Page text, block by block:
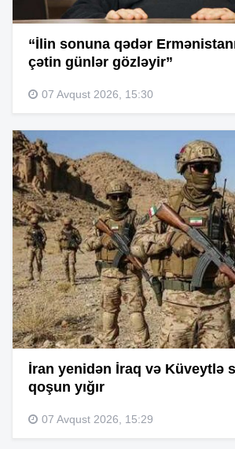
“İlin sonuna qədər
çətin günlər gözləyir”
07 Avqust 2026, 15:30
İran yenidən İraq və Küveytlə
qoşun yığır
07 Avqust 2026, 15:29